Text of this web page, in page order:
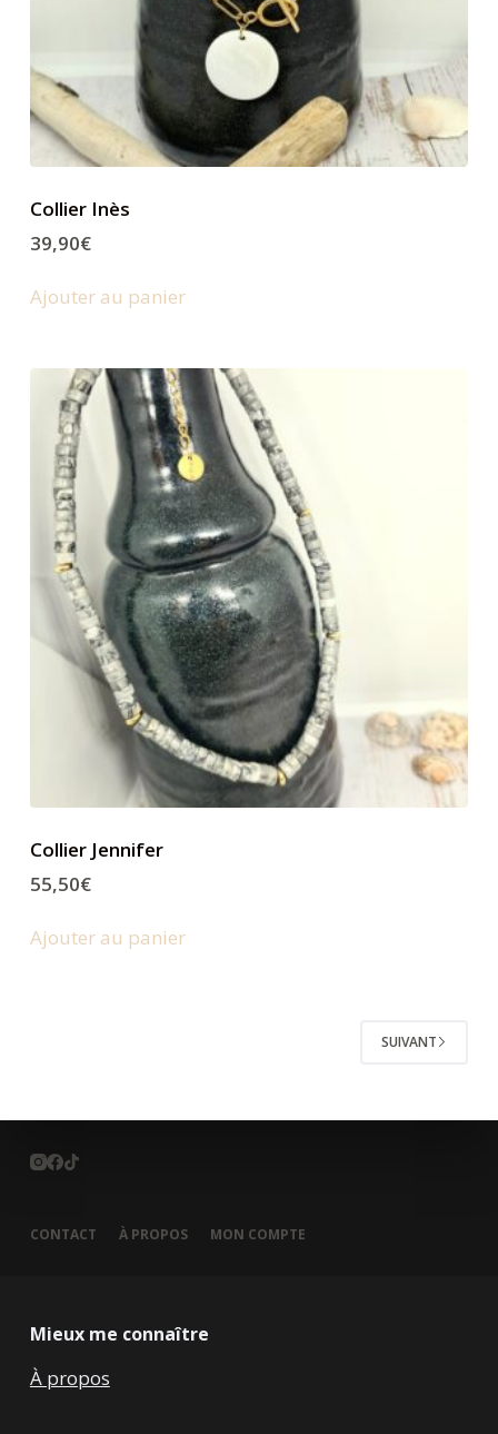
Collier Inès
39,90€
Ajouter au panier
Collier Jennifer
55,50€
Ajouter au panier
SUIVANT
CONTACT À PROPOS MON COMPTE
Mieux me connaître
À propos